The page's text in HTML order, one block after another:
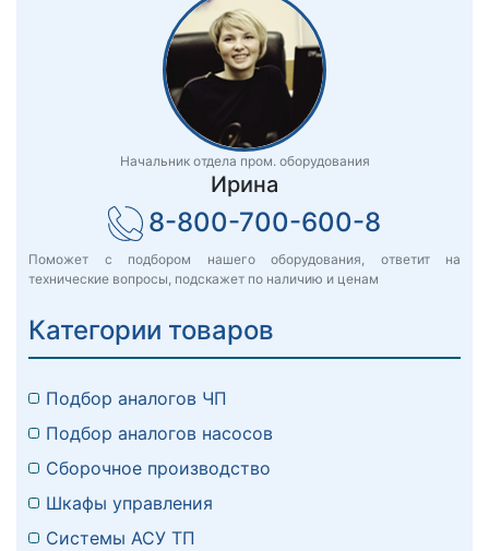
Начальник отдела пром. оборудования
Ирина
8-800-700-600-8
Поможет с подбором нашего оборудования, ответит на
технические вопросы, подскажет по наличию и ценам
Категории товаров
Подбор аналогов ЧП
Подбор аналогов насосов
Сборочное производство
Шкафы управления
Системы АСУ ТП